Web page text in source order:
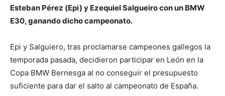
Esteban Pérez (Epi) y Ezequiel Salgueiro con un BMW
E30, ganando dicho campeonato.
Epi y Salguiero, tras proclamarse campeones gallegos la
temporada pasada, decidieron participar en León en la
Copa BMW Bernesga al no conseguir el presupuesto
suficiente para dar el salto al campeonato de España.